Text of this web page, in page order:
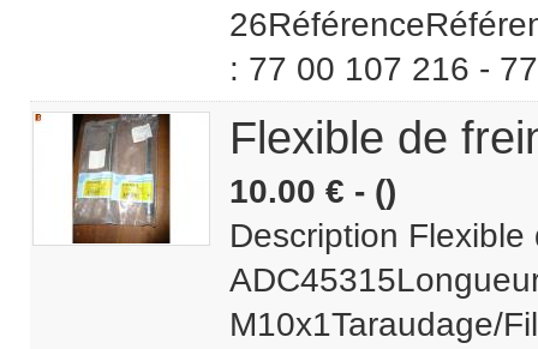
: 77 00 107 216 -
Flexible de
10.00 € - ()
Description
M10x1Taraudage/